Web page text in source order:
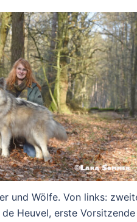
und Wölfe. Von links:
Heuvel, erste Vorsitzende